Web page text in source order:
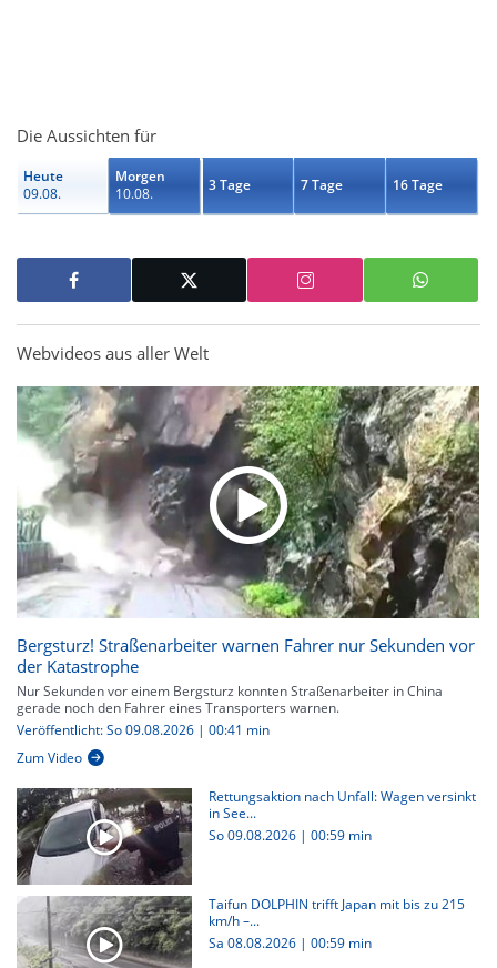
Die Aussichten für
Heute
09.08.
Morgen
10.08.
3 Tage 7 Tage 16 Tage
Webvideos aus aller Welt
Bergsturz! Straßenarbeiter warnen Fahrer nur Sekunden vor
der Katastrophe
Nur Sekunden vor einem Bergsturz konnten Straßenarbeiter in China
gerade noch den Fahrer eines Transporters warnen.
Veröffentlicht: So 09.08.2026 | 00:41 min
Zum Video
Rettungsaktion nach Unfall: Wagen versinkt
in See...
So 09.08.2026 | 00:59 min
Taifun DOLPHIN trifft Japan mit bis zu 215
km/h –...
Sa 08.08.2026 | 00:59 min